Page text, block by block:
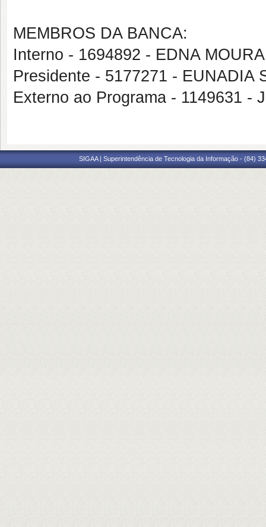
MEMBROS DA BANCA:
Interno - 1694892 - EDNA
Presidente - 5177271 - EUNADIA
Externo ao Programa - 1149631 -
SIGAA | Superintendência de Tecnologia da Informação - (84)